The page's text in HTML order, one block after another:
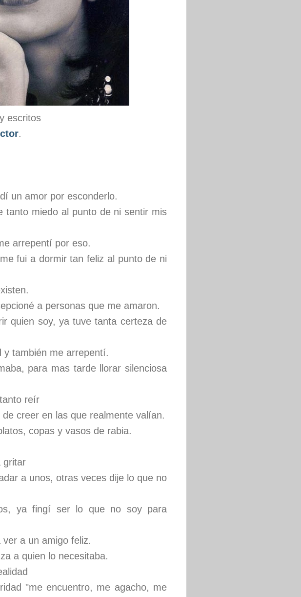
escritos
.
un amor por esconderlo.
tanto miedo al punto de ni sentir mis
arrepentí por eso.
fui a dormir tan feliz al punto de ni
a personas que me amaron.
quien soy, ya tuve tanta certeza de
también me arrepentí.
para mas tarde llorar silenciosa
reír
creer en las que realmente valían.
copas y vasos de rabia.
gritar
a unos, otras veces dije lo que no
ya fingí ser lo que no soy para
a un amigo feliz.
a quien lo necesitaba.
"me encuentro, me agacho, me